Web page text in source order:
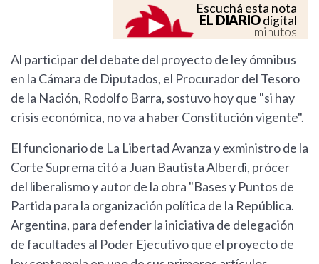
Escuchá esta nota
EL DIARIOdigital
minutos
Al participar del debate del proyecto de ley ómnibus
en la Cámara de Diputados, el Procurador del Tesoro
de la Nación, Rodolfo Barra, sostuvo hoy que "si hay
crisis económica, no va a haber Constitución vigente".
El funcionario de La Libertad Avanza y exministro de la
Corte Suprema citó a Juan Bautista Alberdi, prócer
del liberalismo y autor de la obra "Bases y Puntos de
Partida para la organización política de la República.
Argentina, para defender la iniciativa de delegación
de facultades al Poder Ejecutivo que el proyecto de